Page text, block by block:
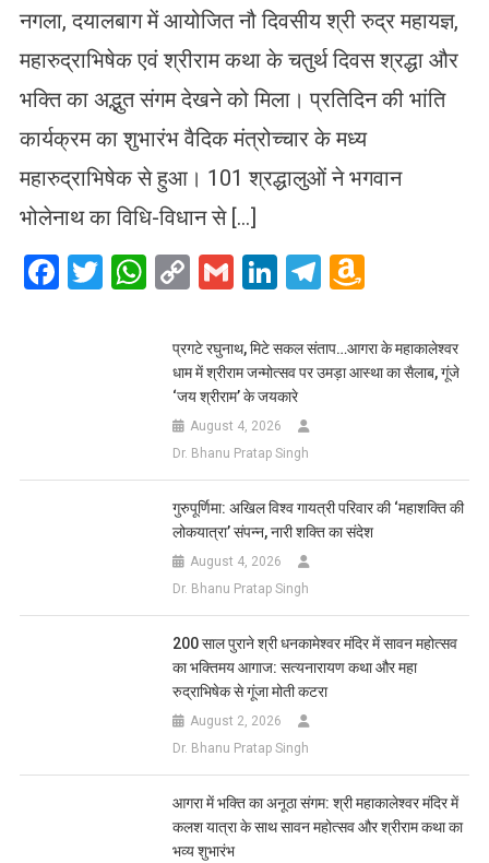
नगला, दयालबाग में आयोजित नौ दिवसीय श्री रुद्र महायज्ञ,
महारुद्राभिषेक एवं श्रीराम कथा के चतुर्थ दिवस श्रद्धा और
भक्ति का अद्भुत संगम देखने को मिला। प्रतिदिन की भांति
कार्यक्रम का शुभारंभ वैदिक मंत्रोच्चार के मध्य
महारुद्राभिषेक से हुआ। 101 श्रद्धालुओं ने भगवान
भोलेनाथ का विधि-विधान से […]
Facebook
Twitter
WhatsApp
CopyGmailLinkedIn
Telegram
List
प्रगटे रघुनाथ, मिटे सकल संताप…आगरा के महाकालेश्वर
धाम में श्रीराम जन्मोत्सव पर उमड़ा आस्था का सैलाब, गूंजे
‘जय श्रीराम’ के जयकारे
August 4, 2026
Dr. Bhanu Pratap Singh
गुरुपूर्णिमा: अखिल विश्व गायत्री परिवार की ‘महाशक्ति की
लोकयात्रा’ संपन्न, नारी शक्ति का संदेश
August 4, 2026
Dr. Bhanu Pratap Singh
200 साल पुराने श्री धनकामेश्वर मंदिर में सावन महोत्सव
का भक्तिमय आगाज: सत्यनारायण कथा और महा
रुद्राभिषेक से गूंजा मोती कटरा
August 2, 2026
Dr. Bhanu Pratap Singh
आगरा में भक्ति का अनूठा संगम: श्री महाकालेश्वर मंदिर में
कलश यात्रा के साथ सावन महोत्सव और श्रीराम कथा का
भव्य शुभारंभ